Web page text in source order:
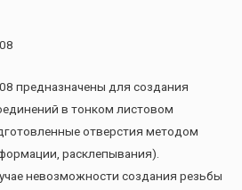
предназначены для создания
в тонком листовом
отверстия методом
расклепывания).
невозможности создания резьбы